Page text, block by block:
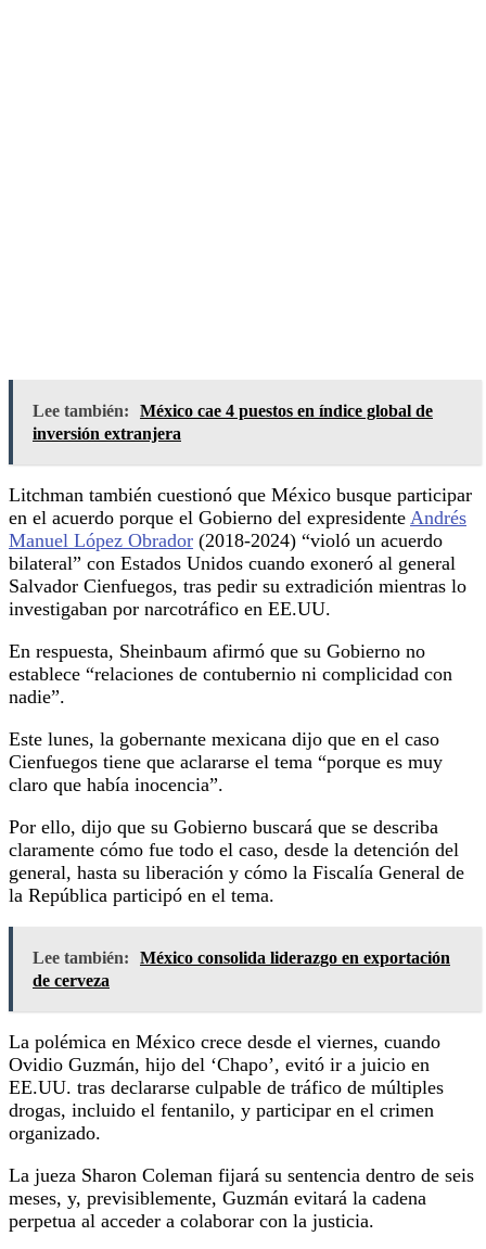
Lee también:
México cae 4 puestos en índice global de
inversión extranjera
Litchman también cuestionó que México busque participar
en el acuerdo porque el Gobierno del expresidente Andrés
Manuel López Obrador (2018-2024) “violó un acuerdo
bilateral” con Estados Unidos cuando exoneró al general
Salvador Cienfuegos, tras pedir su extradición mientras lo
investigaban por narcotráfico en EE.UU.
En respuesta, Sheinbaum afirmó que su Gobierno no
establece “relaciones de contubernio ni complicidad con
nadie”.
Este lunes, la gobernante mexicana dijo que en el caso
Cienfuegos tiene que aclararse el tema “porque es muy
claro que había inocencia”.
Por ello, dijo que su Gobierno buscará que se describa
claramente cómo fue todo el caso, desde la detención del
general, hasta su liberación y cómo la Fiscalía General de
la República participó en el tema.
Lee también:
México consolida liderazgo en exportación
de cerveza
La polémica en México crece desde el viernes, cuando
Ovidio Guzmán, hijo del ‘Chapo’, evitó ir a juicio en
EE.UU. tras declararse culpable de tráfico de múltiples
drogas, incluido el fentanilo, y participar en el crimen
organizado.
La jueza Sharon Coleman fijará su sentencia dentro de seis
meses, y, previsiblemente, Guzmán evitará la cadena
perpetua al acceder a colaborar con la justicia.